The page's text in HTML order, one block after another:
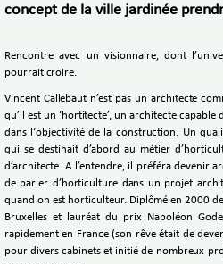
concept de la ville jardinée
Rencontre avec un visionnaire, dont
pourrait croire.
Vincent Callebaut n’est pas un architecte
qu’il est un ‘hortitecte’, un architecte
dans l‘objectivité de la construction. Un
qui se destinait d’abord au métier
d’architecte. A l’entendre, il préféra devenir
de parler d’horticulture dans un projet
quand on est horticulteur. Diplômé en 2000
Bruxelles et lauréat du prix Napoléon
rapidement en France (son rêve était de
pour divers cabinets et initié de nombreux